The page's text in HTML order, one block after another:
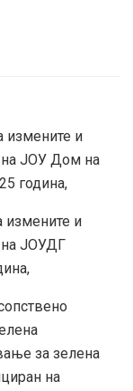
измените и
на ЈОУ Дом на
година,
измените и
на ЈОУДГ
за зелена
на